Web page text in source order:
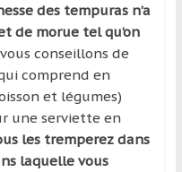
des tempuras n’a
de morue tel qu’on
conseillons de
comprend en
et légumes)
une serviette en
les tremperez dans
laquelle vous